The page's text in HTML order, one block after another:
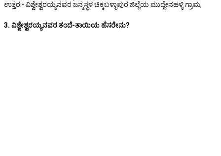
ಉತ್ತರ:- ವಿಶ್ವೇಶ್ವರಯ್ಯನವರ ಜನ್ಮಸ್ಥಳ ಚಿಕ್ಕಬಳ್ಳಾಪುರ ಜಿಲ್ಲೆಯ ಮುದ್ದೇನಹಳ್ಳಿ ಗ್ರಾಮ,
3. ವಿಶ್ವೇಶ್ವರಯ್ಯನವರ ತಂದೆ-ತಾಯಿಯ ಹೆಸರೇನು?